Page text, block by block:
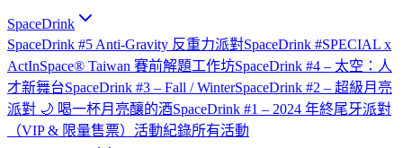
SpaceDrink
SpaceDrink #5 Anti-Gravity 反重力派對SpaceDrink #SPECIAL x
ActInSpace® Taiwan 賽前解題工作坊SpaceDrink #4 – 太空：人
才新舞台SpaceDrink #3 – Fall / WinterSpaceDrink #2 – 超級月亮
派對 🌙 喝一杯月亮釀的酒SpaceDrink #1 – 2024 年終尾牙派對
（VIP & 限量售票） 活動紀錄所有活動